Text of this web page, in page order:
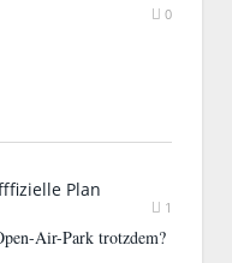
0
1
Air-Park trotzdem?